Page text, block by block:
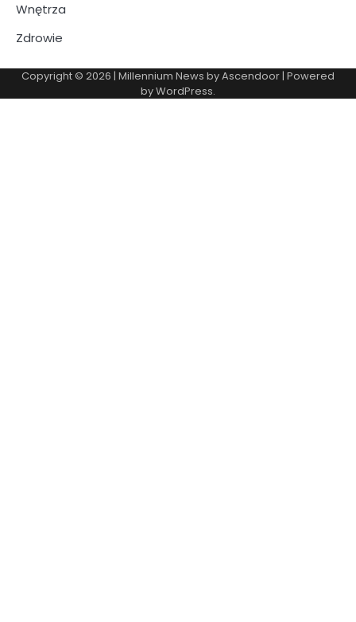
Wnętrza
Zdrowie
Copyright © 2026 | Millennium News byAscendoor | Powered
byWordPress.